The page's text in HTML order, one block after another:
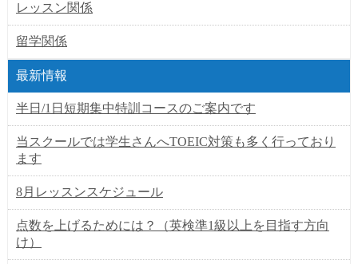
レッスン関係
留学関係
最新情報
半日/1日短期集中特訓コースのご案内です
当スクールでは学生さんへTOEIC対策も多く行っており
ます
8月レッスンスケジュール
点数を上げるためには？（英検準1級以上を目指す方向
け）